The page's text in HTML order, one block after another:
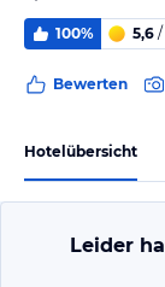
100% 5,6 /
Bewerten
Hotelübersicht
Leider